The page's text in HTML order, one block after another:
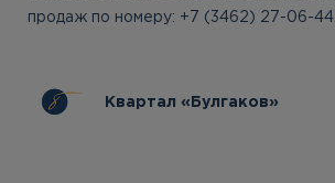
продаж по номеру: +7 (3462) 27-06-44.
Квартал «Булгаков»